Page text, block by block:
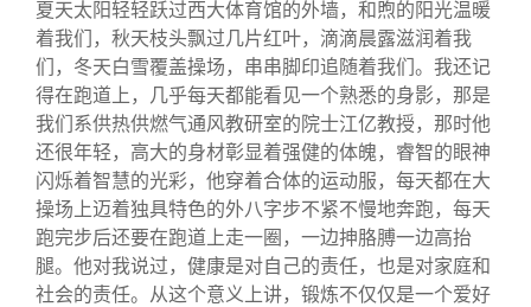
夏天太阳轻轻跃过西大体育馆的外墙，和煦的阳光温暖
着我们，秋天枝头飘过几片红叶，滴滴晨露滋润着我
们，冬天白雪覆盖操场，串串脚印追随着我们。我还记
得在跑道上，几乎每天都能看见一个熟悉的身影，那是
我们系供热供燃气通风教研室的院士江亿教授，那时他
还很年轻，高大的身材彰显着强健的体魄，睿智的眼神
闪烁着智慧的光彩，他穿着合体的运动服，每天都在大
操场上迈着独具特色的外八字步不紧不慢地奔跑，每天
跑完步后还要在跑道上走一圈，一边抻胳膊一边高抬
腿。他对我说过，健康是对自己的责任，也是对家庭和
社会的责任。从这个意义上讲，锻炼不仅仅是一个爱好